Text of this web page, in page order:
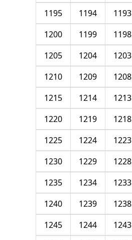
1193
1194
1195
1198
1199
1200
1203
1204
1205
1208
1209
1210
1213
1214
1215
1218
1219
1220
1223
1224
1225
1228
1229
1230
1233
1234
1235
1238
1239
1240
1243
1244
1245